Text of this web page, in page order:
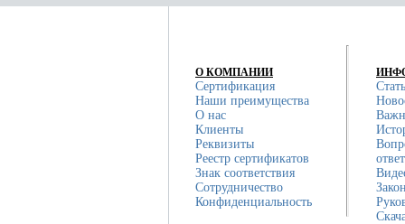
О КОМПАНИИ
Сертификация
Наши преимущества
О нас
Клиенты
Реквизиты
Реестр сертификатов
Знак соответствия
Сотрудничество
Конфиденциальность